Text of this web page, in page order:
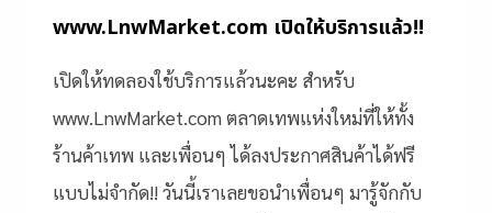
www.LnwMarket.com เปิดให้บริการแล้ว!!
เปิดให้ทดลองใช้บริการแล้วนะคะ สำหรับ
www.LnwMarket.com ตลาดเทพแห่งใหม่ที่ให้ทั้ง
ร้านค้าเทพ และเพื่อนๆ ได้ลงประกาศสินค้าได้ฟรี
แบบไม่จำกัด!! วันนี้เราเลยขอนำเพื่อนๆ มารู้จักกับ